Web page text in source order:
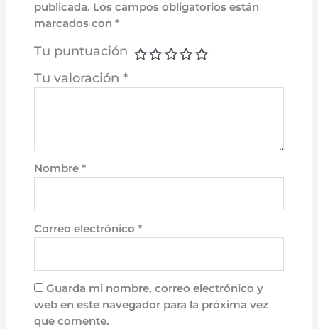
publicada. Los campos obligatorios están
marcados con *
Tu puntuación
Tu valoración *
Nombre *
Correo electrónico *
Guarda mi nombre, correo electrónico y
web en este navegador para la próxima vez
que comente.